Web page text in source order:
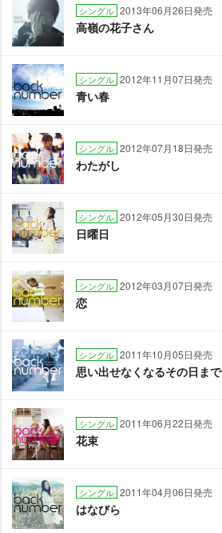
シングル 2013年06月26日発売
高嶺の花子さん
シングル 2012年11月07日発売
青い春
シングル 2012年07月18日発売
わたがし
シングル 2012年05月30日発売
日曜日
シングル 2012年03月07日発売
恋
シングル 2011年10月05日発売
思い出せなくなるその日まで
シングル 2011年06月22日発売
花束
シングル 2011年04月06日発売
はなびら